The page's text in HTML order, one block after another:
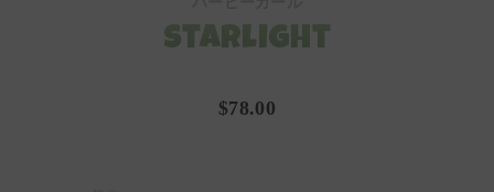
Starlight
$78.00